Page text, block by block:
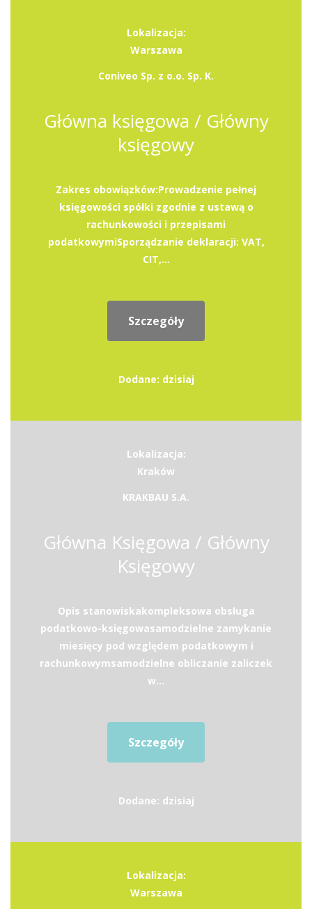
Lokalizacja:
Warszawa
Coniveo Sp. z o.o. Sp. K.
Główna księgowa / Główny
księgowy
Zakres obowiązków:Prowadzenie pełnej
księgowości spółki zgodnie z ustawą o
rachunkowości i przepisami
podatkowymiSporządzanie deklaracji: VAT,
CIT,...
Szczegóły
Dodane: dzisiaj
Lokalizacja:
Kraków
KRAKBAU S.A.
Główna Księgowa / Główny
Księgowy
Opis stanowiskakompleksowa obsługa
podatkowo-księgowasamodzielne zamykanie
miesięcy pod względem podatkowym i
rachunkowymsamodzielne obliczanie zaliczek
w...
Szczegóły
Dodane: dzisiaj
Lokalizacja:
Warszawa